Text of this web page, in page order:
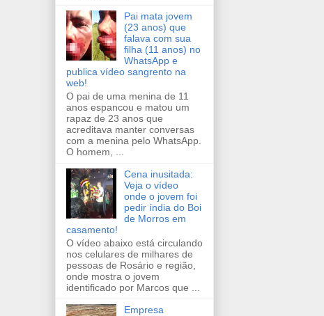
Pai mata jovem
(23 anos) que
falava com sua
filha (11 anos) no
WhatsApp e
publica vídeo sangrento na
web!
O pai de uma menina de 11
anos espancou e matou um
rapaz de 23 anos que
acreditava manter conversas
com a menina pelo WhatsApp.
O homem, ...
Cena inusitada:
Veja o vídeo
onde o jovem foi
pedir índia do Boi
de Morros em
casamento!
O vídeo abaixo está circulando
nos celulares de milhares de
pessoas de Rosário e região,
onde mostra o jovem
identificado por Marcos que ...
Empresa